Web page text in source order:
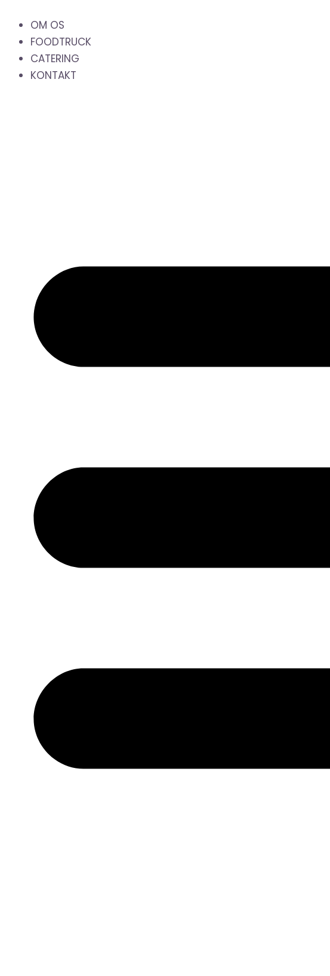
indholdet
OM OS
FOODTRUCK
CATERING
KONTAKT